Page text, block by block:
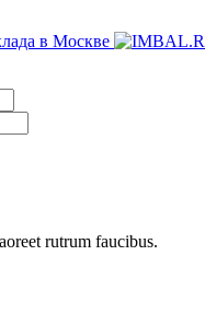
rutrum faucibus.